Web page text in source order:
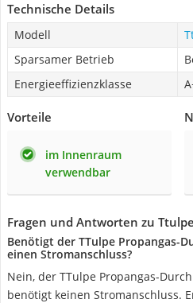
Technische Details
Modell
Sparsamer Betrieb
Energieeffizienzklasse
Vorteile
im Innenraum
verwendbar
Fragen und Antworten zu
Benötigt der TTulpe Propangas-
einen Stromanschluss?
Nein, der TTulpe Propangas-
benötigt keinen Stromanschluss.